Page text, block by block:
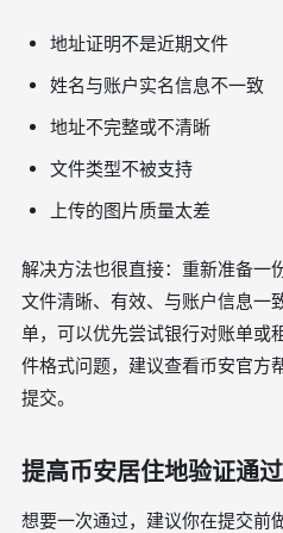
地址证明不是近期文件
姓名与账户实名信息不一致
地址不完整或不清晰
文件类型不被支持
上传的图片质量太差
解决方法也很直接：重新准备一
文件清晰、有效、与账户信息一
单，可以优先尝试银行对账单或
件格式问题，建议查看币安官方
提交。
提高币安居住地验证通
想要一次通过，建议你在提交前